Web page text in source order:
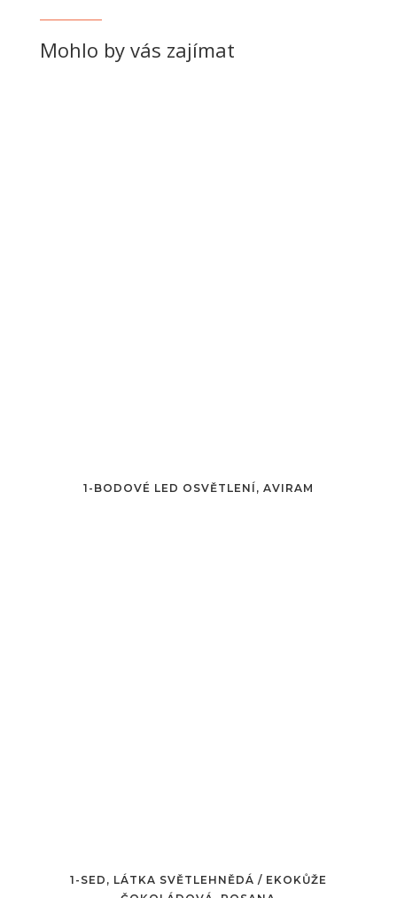
Mohlo by vás zajímat
1-BODOVÉ LED OSVĚTLENÍ, AVIRAM
1-SED, LÁTKA SVĚTLEHNĚDÁ / EKOKŮŽE